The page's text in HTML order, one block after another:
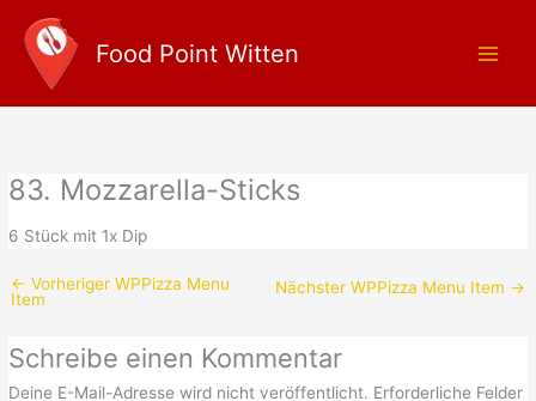
Inhalt
springen
Food Point Witten
83. Mozzarella-Sticks
6 Stück mit 1x Dip
← Vorheriger WPPizza Menu
Item
Nächster WPPizza Menu Item →
Schreibe einen Kommentar
Deine E-Mail-Adresse wird nicht veröffentlicht. Erforderliche Felder